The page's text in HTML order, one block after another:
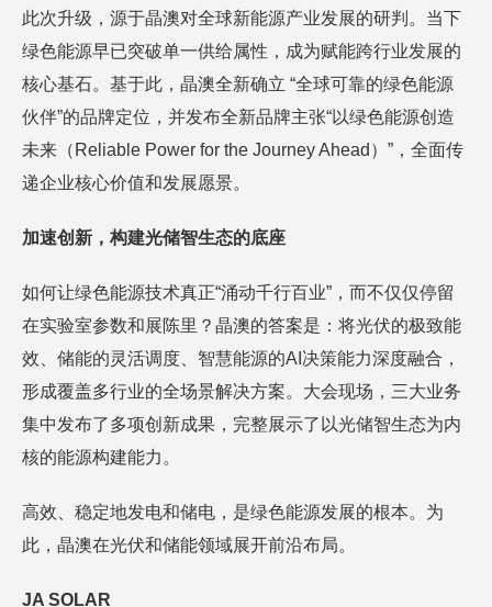
此次升级，源于晶澳对全球新能源产业发展的研判。当下
绿色能源早已突破单一供给属性，成为赋能跨行业发展的
核心基石。基于此，晶澳全新确立 “全球可靠的绿色能源
伙伴”的品牌定位，并发布全新品牌主张“以绿色能源创造
未来（Reliable Power for the Journey Ahead）”，全面传
递企业核心价值和发展愿景。
加速创新，构建光储智生态的底座
如何让绿色能源技术真正“涌动千行百业”，而不仅仅停留
在实验室参数和展陈里？晶澳的答案是：将光伏的极致能
效、储能的灵活调度、智慧能源的AI决策能力深度融合，
形成覆盖多行业的全场景解决方案。大会现场，三大业务
集中发布了多项创新成果，完整展示了以光储智生态为内
核的能源构建能力。
高效、稳定地发电和储电，是绿色能源发展的根本。为
此，晶澳在光伏和储能领域展开前沿布局。
JA SOLAR